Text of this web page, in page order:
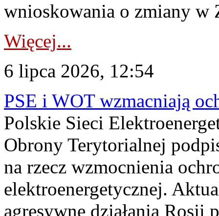
wnioskowania o zmiany w
Więcej...
6 lipca 2026, 12:54
PSE i WOT wzmacniają
Polskie Sieci
Obrony Terytorialnej
na rzecz wzmocnienia
elektroenergetycznej.
agresywne działania Rosji